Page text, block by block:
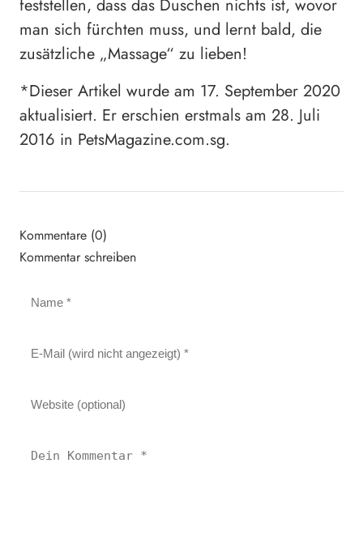
feststellen, dass das Duschen nichts ist, wovor
man sich fürchten muss, und lernt bald, die
zusätzliche „Massage“ zu lieben!
*Dieser Artikel wurde am 17. September 2020
aktualisiert. Er erschien erstmals am 28. Juli
2016 in PetsMagazine.com.sg.
Kommentare (0)
Kommentar schreiben